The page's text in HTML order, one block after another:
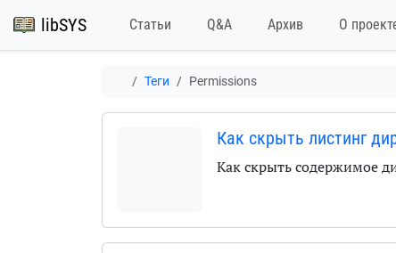
libSYS Статьи Q&A Архив О
Теги Permissions
Как скрыть листинг
Как скрыть содержимое